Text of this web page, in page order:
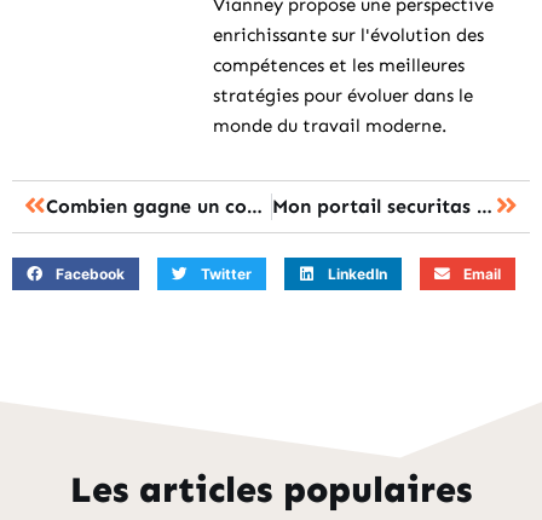
Vianney propose une perspective
enrichissante sur l'évolution des
compétences et les meilleures
stratégies pour évoluer dans le
monde du travail moderne.
Combien gagne un concessionnaire automobile : le salaire réel en 2025 ? Mon portail securitas : la procédure pour consulter votre planning en ligne
Facebook Twitter LinkedIn Email
Les articles populaires